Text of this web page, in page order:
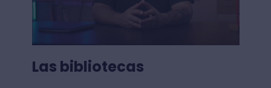
Las bibliotecas